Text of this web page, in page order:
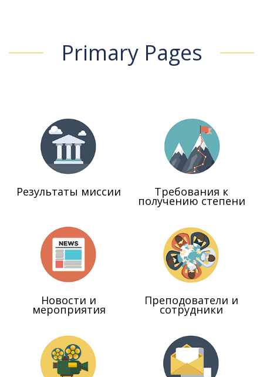
Primary Pages
Результаты миссии Требования к
получению степени
Новости и
мероприятия
Преподователи и
сотрудники